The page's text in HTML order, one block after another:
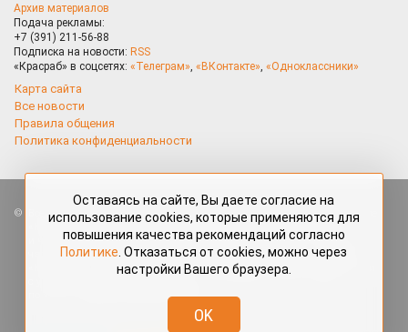
Архив материалов
Подача рекламы:
+7 (391) 211-56-88
Подписка на новости: RSS
«Красраб» в соцсетях: «Телеграм», «ВКонтакте», «Одноклассники»
Карта сайта
Все новости
Правила общения
Политика конфиденциальности
Все права защищены. Любые материалы, размещённые на портале
«Красраб.ру» сотрудниками редакции, нештатными авторами
и читателями, являются объектами авторского права. Полное или
частичное использование материалов, размещённых на портале
«Красраб.ру», допускается только с письменного согласия редакции
redaktor@krasrab.krsn.ru.
Оставаясь на сайте, Вы даете согласие на
использование cookies, которые применяются для
повышения качества рекомендаций согласно
Политике . Отказаться от cookies, можно через
настройки Вашего браузера.
OK